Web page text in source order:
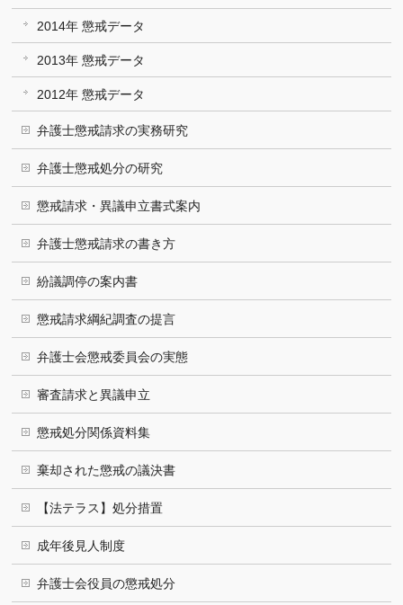
2014年 懲戒データ
2013年 懲戒データ
2012年 懲戒データ
弁護士懲戒請求の実務研究
弁護士懲戒処分の研究
懲戒請求・異議申立書式案内
弁護士懲戒請求の書き方
紛議調停の案内書
懲戒請求綱紀調査の提言
弁護士会懲戒委員会の実態
審査請求と異議申立
懲戒処分関係資料集
棄却された懲戒の議決書
【法テラス】処分措置
成年後見人制度
弁護士会役員の懲戒処分